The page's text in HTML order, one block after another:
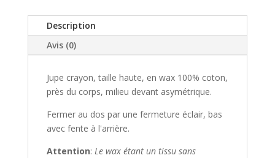
Description
Avis (0)
Jupe crayon, taille haute, en wax 100% coton,
près du corps,​ milieu devant asymétrique.​
Fermer au dos par une fermeture éclair​, bas
avec fente à l'arrière.
Attention: Le wax étant un tissu sans